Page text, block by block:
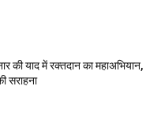
की याद में रक्तदान का महाअभियान,
सराहना